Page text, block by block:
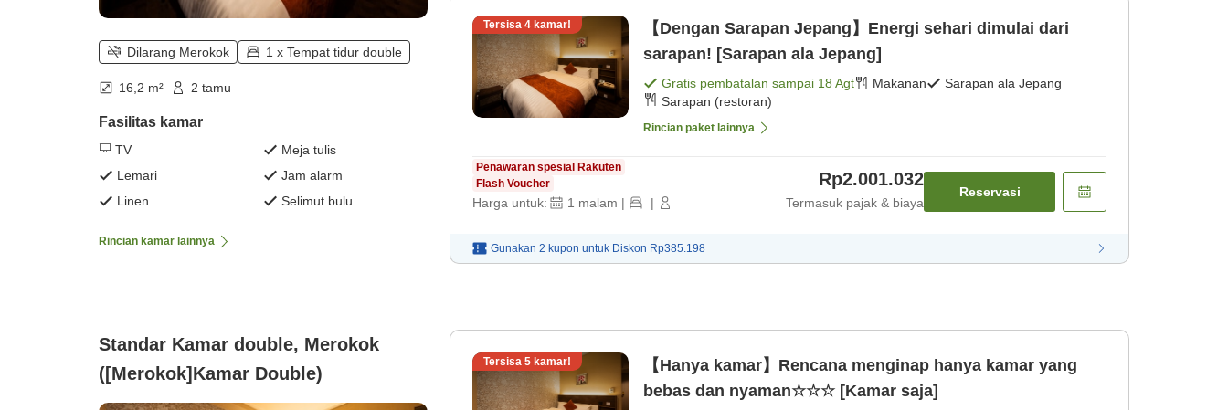
Dilarang Merokok 1 x Tempat tidur double
16,2 m² 2 tamu
Fasilitas kamar
TV
Meja tulis
Lemari
Jam alarm
Linen
Selimut bulu
Rincian kamar lainnya
Tersisa 4 kamar!
【Dengan Sarapan Jepang】Energi sehari dimulai dari
sarapan! [Sarapan ala Jepang]
Gratis pembatalan sampai 18 Agt Makanan
Sarapan ala Jepang
Sarapan (restoran)
Rincian paket lainnya
Penawaran spesial Rakuten
Flash Voucher
Harga untuk: 1 malam | |
Rp2.001.032
Termasuk pajak & biaya
Reservasi
Gunakan 2 kupon untuk Diskon Rp385.198
Standar Kamar double, Merokok
([Merokok]Kamar Double)
Tersisa 5 kamar!
【Hanya kamar】Rencana menginap hanya kamar yang
bebas dan nyaman☆☆☆ [Kamar saja]